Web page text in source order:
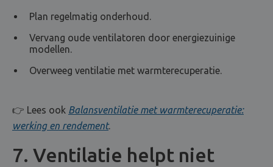
Plan regelmatig onderhoud.
Vervang oude ventilatoren door energiezuinige
modellen.
Overweeg ventilatie met warmterecuperatie.
👉 Lees ook Balansventilatie met warmterecuperatie:
werking en rendement.
7. Ventilatie helpt niet